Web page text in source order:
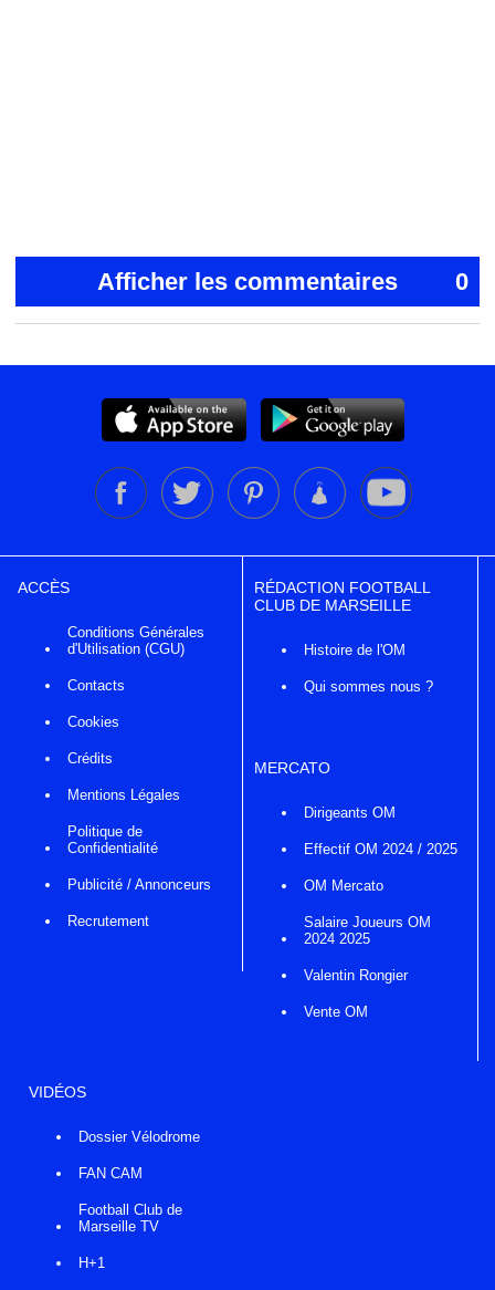
Afficher les commentaires 0
ACCÈS
Conditions Générales
d'Utilisation (CGU)
Contacts
Cookies
Crédits
Mentions Légales
Politique de
Confidentialité
Publicité / Annonceurs
Recrutement
RÉDACTION FOOTBALL
CLUB DE MARSEILLE
Histoire de l'OM
Qui sommes nous ?
MERCATO
Dirigeants OM
Effectif OM 2024 / 2025
OM Mercato
Salaire Joueurs OM
2024 2025
Valentin Rongier
Vente OM
VIDÉOS
Dossier Vélodrome
FAN CAM
Football Club de
Marseille TV
H+1